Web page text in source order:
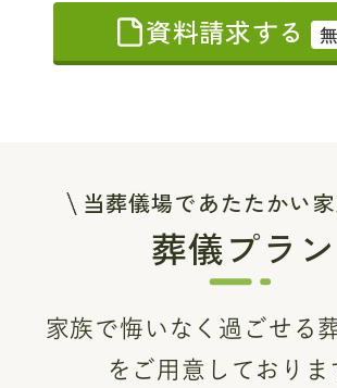
資料請求する
当葬儀場であたたかい
葬儀プラン
家族で悔いなく過ごせる
をご用意しておりま